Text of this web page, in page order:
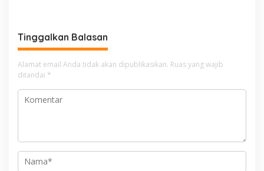
a
s
i
p
o
Tinggalkan Balasan
Alamat email Anda tidak akan dipublikasikan. Ruas yang wajib
ditandai *